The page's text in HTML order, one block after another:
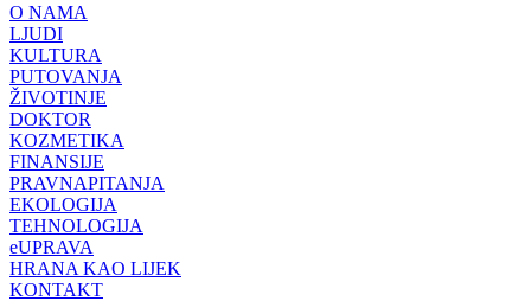
O NAMA
LJUDI
KULTURA
PUTOVANJA
ŽIVOTINJE
DOKTOR
KOZMETIKA
FINANSIJE
PRAVNAPITANJA
EKOLOGIJA
TEHNOLOGIJA
eUPRAVA
HRANA KAO LIJEK
KONTAKT